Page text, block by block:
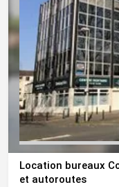
Location bureaux
et autoroutes